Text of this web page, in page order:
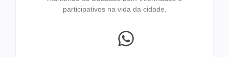
participativos na vida da cidade.